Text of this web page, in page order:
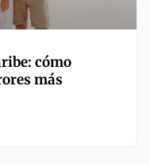
cómo
más